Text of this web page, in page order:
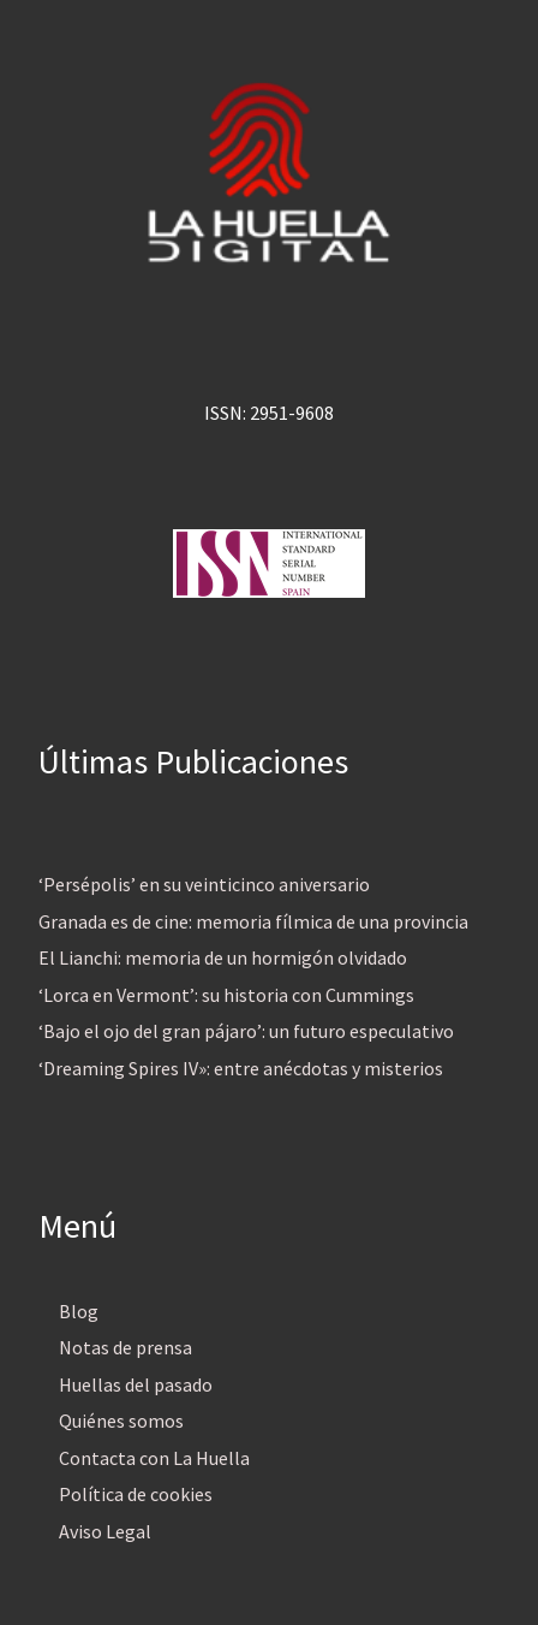
ISSN: 2951-9608
Últimas Publicaciones
‘Persépolis’ en su veinticinco aniversario
Granada es de cine: memoria fílmica de una provincia
El Lianchi: memoria de un hormigón olvidado
‘Lorca en Vermont’: su historia con Cummings
‘Bajo el ojo del gran pájaro’: un futuro especulativo
‘Dreaming Spires IV»: entre anécdotas y misterios
Menú
Blog
Notas de prensa
Huellas del pasado
Quiénes somos
Contacta con La Huella
Política de cookies
Aviso Legal